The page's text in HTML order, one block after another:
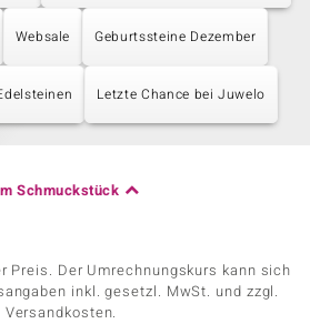
Websale Geburtssteine Dezember
Letzte Chance bei Juwelo
Schmuckstück
Preis. Der Umrechnungskurs kann sich
inkl. gesetzl. MwSt. und zzgl.
Versandkosten.